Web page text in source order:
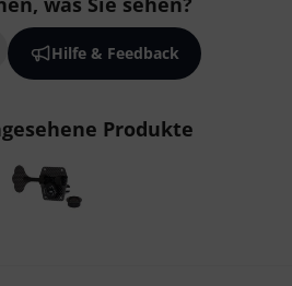
Hilfe & Feedback
Produkte